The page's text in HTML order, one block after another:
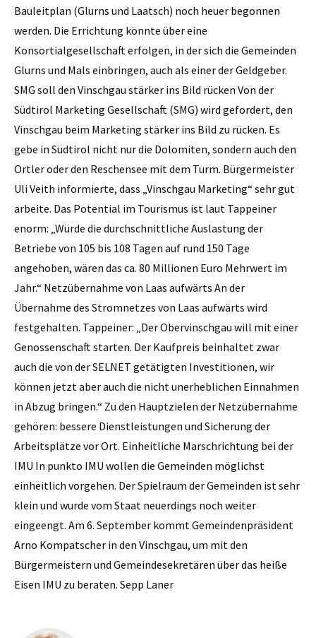
Bauleitplan (Glurns und Laatsch) noch heuer begonnen
werden. Die Errichtung könnte über eine
Konsortialgesellschaft erfolgen, in der sich die Gemeinden
Glurns und Mals einbringen, auch als einer der Geldgeber.
SMG soll den Vinschgau stärker ins Bild rücken Von der
Südtirol Marketing Gesellschaft (SMG) wird gefordert, den
Vinschgau beim Marketing stärker ins Bild zu rücken. Es
gebe in Südtirol nicht nur die Dolomiten, sondern auch den
Ortler oder den Reschensee mit dem Turm. Bürgermeister
Uli Veith informierte, dass „Vinschgau Marketing“ sehr gut
arbeite. Das Potential im Tourismus ist laut Tappeiner
enorm: „Würde die durchschnittliche Auslastung der
Betriebe von 105 bis 108 Tagen auf rund 150 Tage
angehoben, wären das ca. 80 Millionen Euro Mehrwert im
Jahr.“ Netzübernahme von Laas aufwärts An der
Übernahme des Stromnetzes von Laas aufwärts wird
festgehalten. Tappeiner: „Der Obervinschgau will mit einer
Genossenschaft starten. Der Kaufpreis beinhaltet zwar
auch die von der SELNET getätigten Investitionen, wir
können jetzt aber auch die nicht unerheblichen Einnahmen
in Abzug bringen.“ Zu den Hauptzielen der Netzübernahme
gehören: bessere Dienstleistungen und Sicherung der
Arbeitsplätze vor Ort. Einheitliche Marschrichtung bei der
IMU In punkto IMU wollen die Gemeinden möglichst
einheitlich vorgehen. Der Spielraum der Gemeinden ist sehr
klein und wurde vom Staat neuerdings noch weiter
eingeengt. Am 6. September kommt Gemeindenpräsident
Arno Kompatscher in den Vinschgau, um mit den
Bürgermeistern und Gemeindesekretären über das heiße
Eisen IMU zu beraten. Sepp Laner